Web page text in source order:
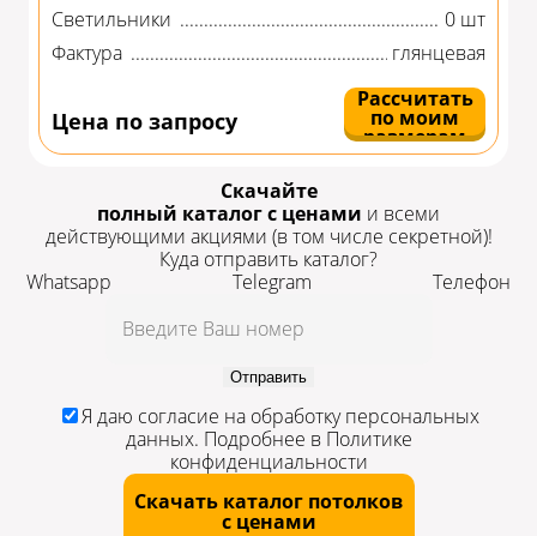
Светильники
0 шт
Фактура
глянцевая
Цена по запросу
Рассчитать
по моим
размерам
Скачайте
полный каталог с ценами и всеми
действующими акциями (в том числе секретной)!
Куда отправить каталог?
Whatsapp
Telegram Телефон
Отправить
Я даю согласие на обработку персональных
данных. Подробнее в Политике
конфиденциальности
Скачать каталог потолков
с ценами